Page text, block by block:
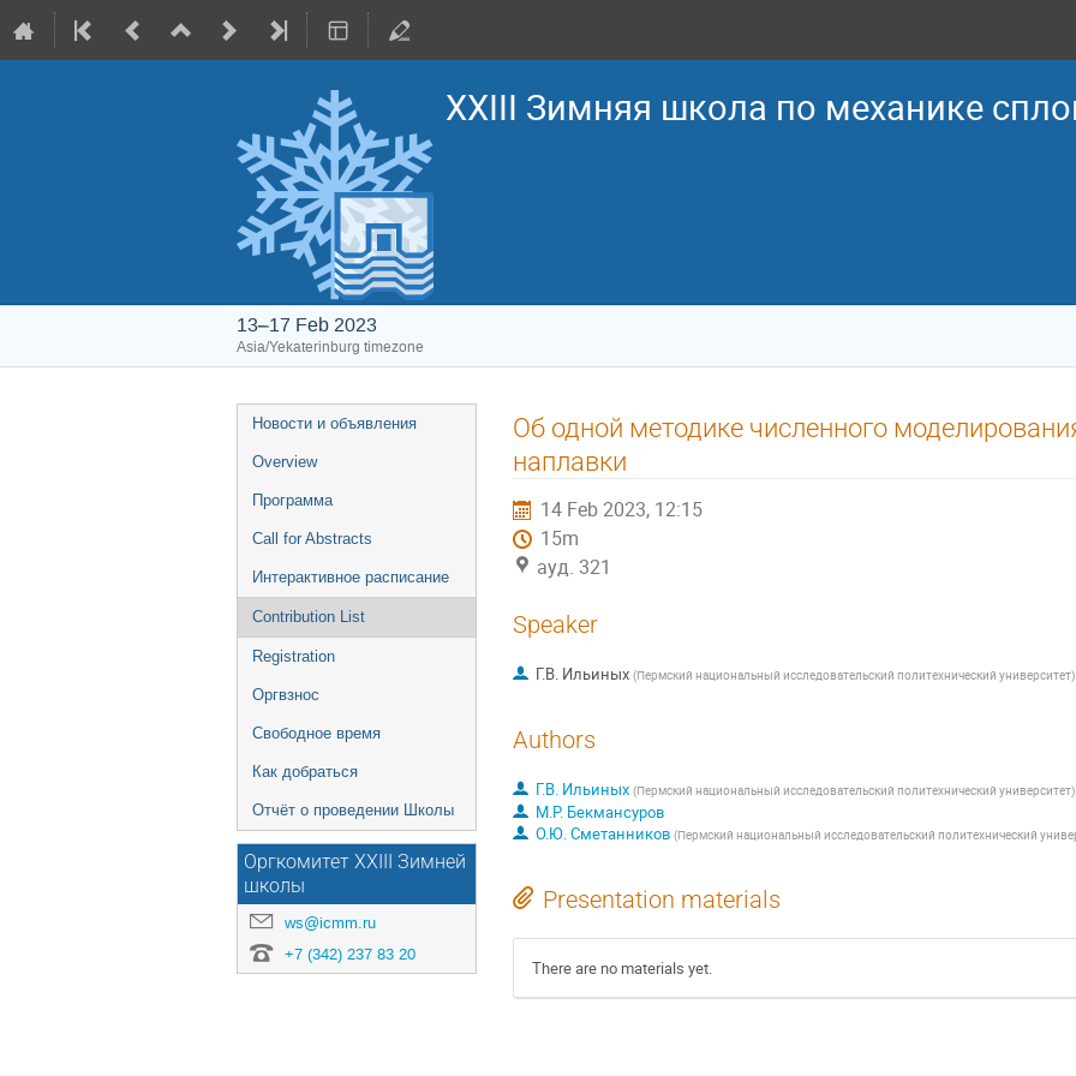
XXIII Зимняя школа по механике
13–17 Feb 2023
Asia/Yekaterinburg timezone
Event
menu
Новости и объявления
Overview
Программа
Call for Abstracts
Интерактивное расписание
Contribution List
Registration
Оргвзнос
Свободное время
Как добраться
Отчёт о проведении Школы
Оргкомитет XXIII Зимней
школы
ws@icmm.ru
+7 (342) 237 83 20
Об одной методике численного
наплавки
14 Feb 2023, 12:15
15m
ауд. 321
Speaker
Г.В. Ильиных (Пермский национальный исследовательский политехнический университет)
Authors
Г.В. Ильиных (Пермский национальный исследовательский политехнический университет)
М.Р. Бекмансуров
О.Ю. Сметанников (Пермский национальный исследовательский политехнический
Presentation materials
There are no materials yet.